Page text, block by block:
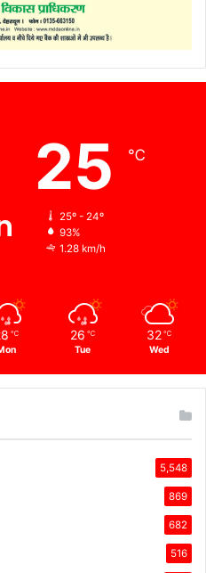
25 ℃
25º - 24º
93%
1.28 km/h
℃ 26 ℃
Tue
32 ℃
Wed
5,548
869
682
516